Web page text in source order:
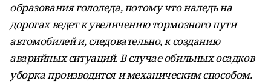
образования гололеда, потому что наледь на
дорогах ведет к увеличению тормозного пути
автомобилей и, следовательно, к созданию
аварийных ситуаций. В случае обильных осадков
уборка производится и механическим способом.